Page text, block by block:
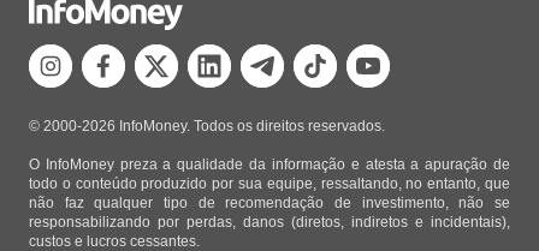
© 2000-2026 InfoMoney. Todos os direitos reservados.
O InfoMoney preza a qualidade da informação e atesta a apuração de
todo o conteúdo produzido por sua equipe, ressaltando, no entanto, que
não faz qualquer tipo de recomendação de investimento, não se
responsabilizando por perdas, danos (diretos, indiretos e incidentais),
custos e lucros cessantes.